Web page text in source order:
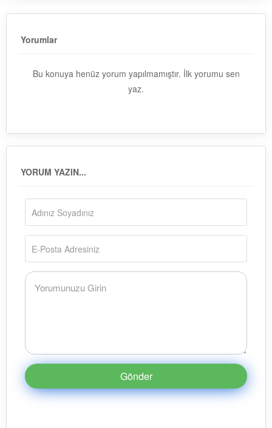
Yorumlar
Bu konuya henüz yorum yapılmamıştır. İlk yorumu sen
yaz.
YORUM YAZIN...
Gönder